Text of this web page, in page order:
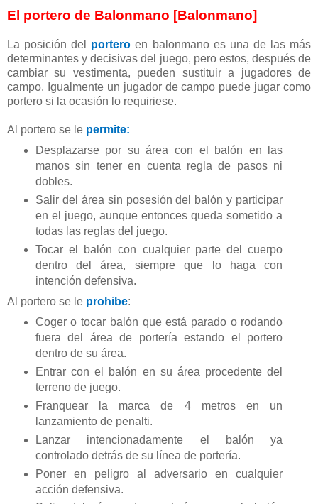
El portero de Balonmano [Balonmano]
La posición del portero en balonmano es una de las más
determinantes y decisivas del juego, pero estos, después de
cambiar su vestimenta, pueden sustituir a jugadores de
campo. Igualmente un jugador de campo puede jugar como
portero si la ocasión lo requiriese.
Al portero se le permite:
Desplazarse por su área con el balón en las
manos sin tener en cuenta regla de pasos ni
dobles.
Salir del área sin posesión del balón y participar
en el juego, aunque entonces queda sometido a
todas las reglas del juego.
Tocar el balón con cualquier parte del cuerpo
dentro del área, siempre que lo haga con
intención defensiva.
Al portero se le prohibe:
Coger o tocar balón que está parado o rodando
fuera del área de portería estando el portero
dentro de su área.
Entrar con el balón en su área procedente del
terreno de juego.
Franquear la marca de 4 metros en un
lanzamiento de penalti.
Lanzar intencionadamente el balón ya
controlado detrás de su línea de portería.
Poner en peligro al adversario en cualquier
acción defensiva.